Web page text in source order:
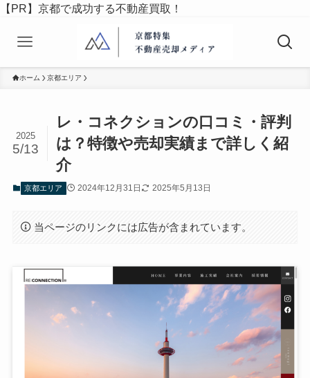
【PR】京都で成功する不動産買取！
ホーム 京都エリア
レ・コネクションの口コミ・評判
は？特徴や売却実績まで詳しく紹
介
2025
5/13
京都エリア 2024年12月31日 2025年5月13日
当ページのリンクには広告が含まれています。